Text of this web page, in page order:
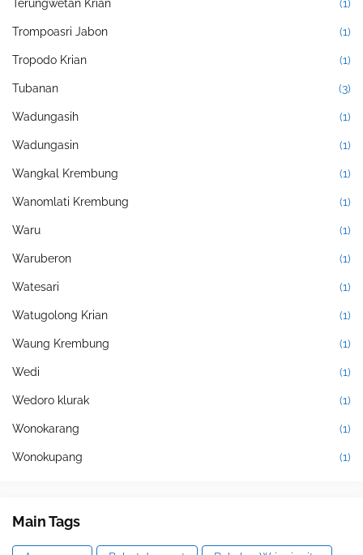
Terungwetan Krian (1)
Trompoasri Jabon (1)
Tropodo Krian (1)
Tubanan (3)
Wadungasih (1)
Wadungasin (1)
Wangkal Krembung (1)
Wanomlati Krembung (1)
Waru (1)
Waruberon (1)
Watesari (1)
Watugolong Krian (1)
Waung Krembung (1)
Wedi (1)
Wedoro klurak (1)
Wonokarang (1)
Wonokupang (1)
Main Tags